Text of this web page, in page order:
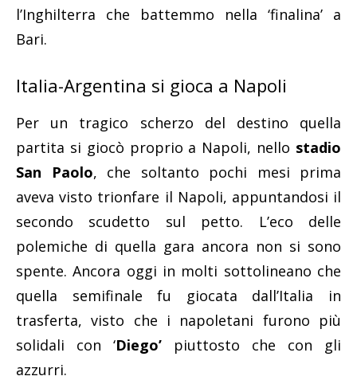
l’Inghilterra che battemmo nella ‘finalina’ a
Bari.
Italia-Argentina si gioca a Napoli
Per un tragico scherzo del destino quella
partita si giocò proprio a Napoli, nello stadio
San Paolo, che soltanto pochi mesi prima
aveva visto trionfare il Napoli, appuntandosi il
secondo scudetto sul petto. L’eco delle
polemiche di quella gara ancora non si sono
spente. Ancora oggi in molti sottolineano che
quella semifinale fu giocata dall’Italia in
trasferta, visto che i napoletani furono più
solidali con ‘Diego’ piuttosto che con gli
azzurri.